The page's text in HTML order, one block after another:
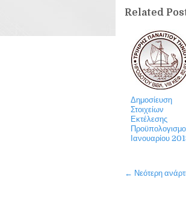
Related
Δημοσίευση
Στοιχείων
Εκτέλεσης
Ιανουαρίου
← Νεότερη